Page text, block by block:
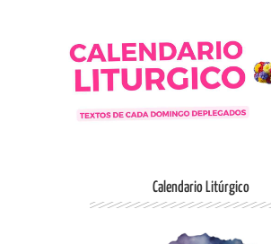
Ingresar
Calendario Litúrgico